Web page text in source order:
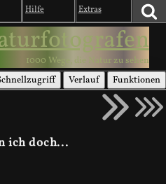
Hilfe Extras
1000 Wege, die Natur zu sehen
Verlauf Funktionen
ich doch...